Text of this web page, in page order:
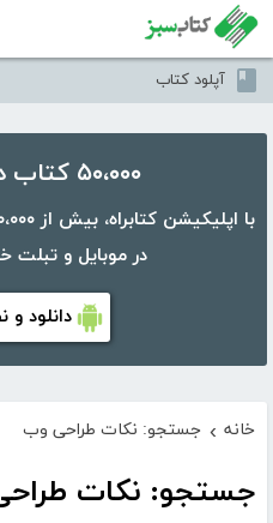
آپلود کتاب
۵۰،۰۰۰ کتاب در موبایل شما
در موبایل و تبلت
دانلود و
خانه › جستجو: نکات طراحی وب
جستجو: نکات